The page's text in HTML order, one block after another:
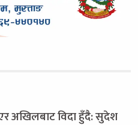
अखिलबाट विदा हुँदै: सुदेश